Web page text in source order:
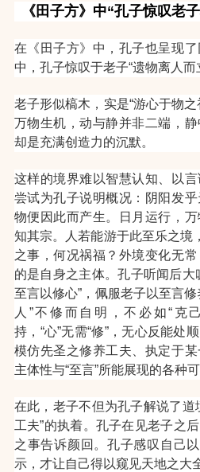
《田子方》中“孔子惊叹老
在《田子方》中，孔子也呈现
中，孔子惊叹于老子“遗物离人而
老子形似槁木，实是“游心于物
万物生机，动与静并非二端，静
却是充满创造力的沉默。
这样的境界难以智慧认知、以
尝试为孔子说明概况：阴阳发
物便因此而产生。日月运行，
知其宗。人若能游于此至乐之境
之事，何况祸福？外境变化无
的是自身之主体。孔子听闻后大
至言以修心”，佩服老子以至言
人”不修而自明，不必如“克
持，“心”无需“修”，无心反能处
模仿先圣之修养工夫、执定于
主体性与“至言”所能展现的各种可
在此，老子不但为孔子解说了道
工夫”的执着。孔子在见老子之
之事告诉颜回。孔子感叹自己
示，才让自己得以窥见天地之大